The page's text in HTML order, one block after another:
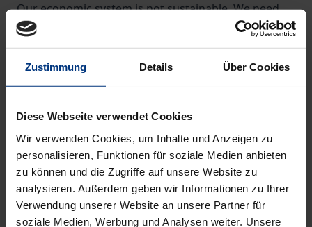
Zustimmung Details Über Cookies
Diese Webseite verwendet Cookies
Wir verwenden Cookies, um Inhalte und Anzeigen zu
personalisieren, Funktionen für soziale Medien anbieten
zu können und die Zugriffe auf unsere Website zu
analysieren. Außerdem geben wir Informationen zu Ihrer
Verwendung unserer Website an unsere Partner für
soziale Medien, Werbung und Analysen weiter. Unsere
Our economic system is not sustainable. We need
change. This change is already underway.
Thousands of initiatives worldwide are part of it.
This book is about the power of transformation. It
raises fundamental questions. What kind of society
This book develops a positive vision for the future.
The book describes how to get off the hamster
wheel. Instead of working more to buy stuff we do
not need, we would spend less, work less and have
more time. We are more likely to feel happiness. And
we will reduce our environmental impact.